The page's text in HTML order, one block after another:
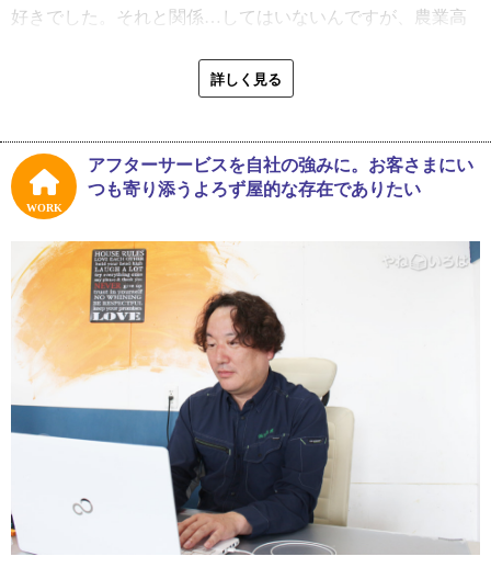
好きでした。それと関係…してはいないんですが、農業高
塗装業界では珍しい農業高校出身の煌工房代表取締役大野
業高校での経験がキーになったのかと思いきや、高校卒業
後は塗装業とは全く違う業界へ就職をしています。
「高校卒業してすぐは、通信機器会社で７、８年営業をや
で営業を８年ほどやっています」
通信機器や美容業界と、塗装業とはまるで接点がなさそう
な世界。現在、作業着に身を包む大野さんからは想像がつ
かない仕事です。
「友人が美容業界にいたので、仕事の話を聞いているうち
に興味が湧いてきて営業職に就きました。軽い気持ちで転
職したわりに８年もやりましたね。けっこう長かったな」
そして美容業界に続き、太陽光発電の設置販売会社の営業
職を経て、２００４年に塗装工事店へ入社。その塗装店で
は営業管理に従事し、現場と営業のトータルで塗装工事の
詳しく見る
WORK
アフターサービスを自社の強みに。お客さまにい
つも寄り添うよろず屋的な存在でありたい